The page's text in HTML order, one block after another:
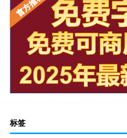
标签